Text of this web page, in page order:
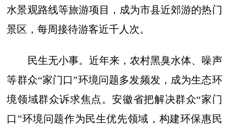
水景观路线等旅游项目，成为市县近郊游的热门
景区，每周接待游客近千人次。
民生无小事。近年来，农村黑臭水体、噪声
等群众“家门口”环境问题多发频发，成为生态环
境领域群众诉求焦点。安徽省把解决群众“家门
口”环境问题作为民生优先领域，构建环保惠民